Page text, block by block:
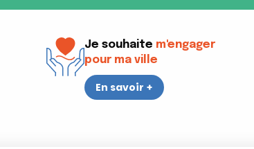
Je souhaite m'engager
pour ma ville
En savoir +